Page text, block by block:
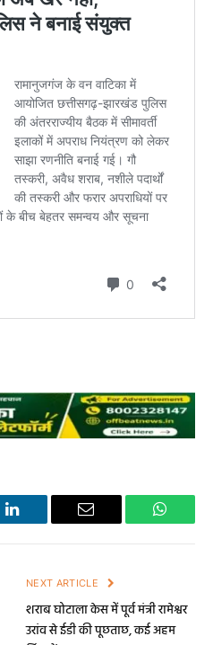
LinkedIn Email
NEXT ARTICLE
शराब घोटाला केस में पूर्व मंत्री रामेश्वर
उरांव से ईडी की पूछताछ, कई अहम